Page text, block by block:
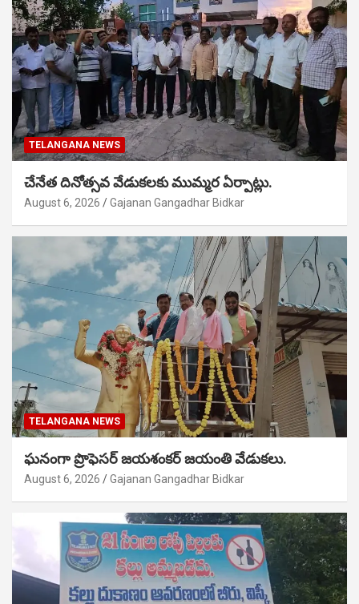
TELANGANA NEWS
చేనేత దినోత్సవ వేడుకలకు ముమ్మర ఏర్పాట్లు.
August 6, 2026 Gajanan Gangadhar Bidkar
TELANGANA NEWS
ఘనంగా ప్రొఫెసర్ జయశంకర్ జయంతి వేడుకలు.
August 6, 2026 Gajanan Gangadhar Bidkar